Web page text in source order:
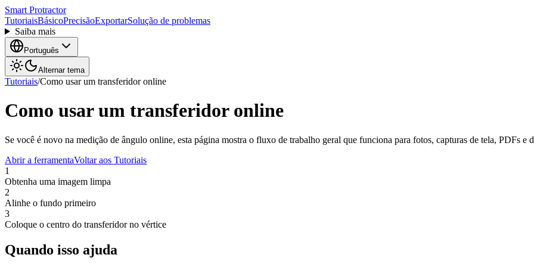
Smart Protractor
TutoriaisBásicoPrecisãoExportarSolução de problemas
Saiba mais
Português
Alternar tema
Tutoriais/Como usar um transferidor online
Como usar um transferidor online
Se você é novo na medição de ângulo online, esta página mostra o fluxo de trabalho geral que funciona para fotos, capturas de tela, PDFs e
Abrir a ferramentaVoltar aos Tutoriais
1
Obtenha uma imagem limpa
2
Alinhe o fundo primeiro
3
Coloque o centro do transferidor no vértice
Quando isso ajuda